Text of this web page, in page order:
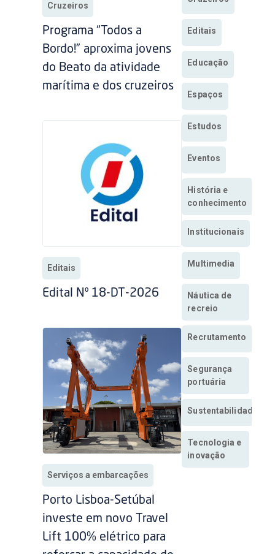
Cruzeiros
Programa “Todos a
Bordo!” aproxima jovens
do Beato da atividade
marítima e dos cruzeiros
Editais
Edital Nº 18-DT-2026
Serviços a embarcações
Porto Lisboa-Setúbal
investe em novo Travel
Lift 100% elétrico para
Editais
Educação
Espaços
Estudos
Eventos
História e
conhecimento
Institucionais
Multimedia
Náutica de
recreio
Recrutamento
Segurança
portuária
Sustentabilidade
Tecnologia e
inovação